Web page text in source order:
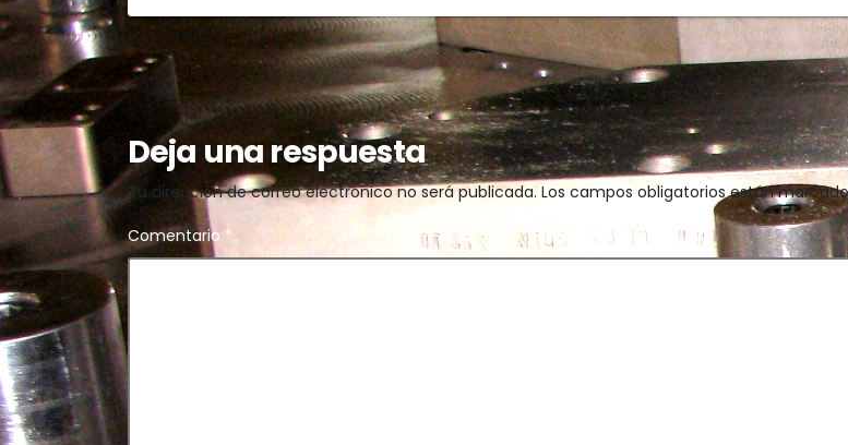
Deja una respuesta
Tu dirección de correo electrónico no será publicada. Los campos obligatorios están
Comentario*